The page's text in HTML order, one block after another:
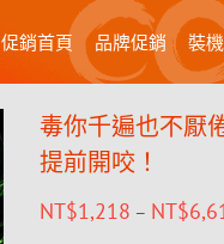
促銷首頁 品牌促銷 裝
毒你千遍也不厭
提前開咬！
NT$1,218 – NT$